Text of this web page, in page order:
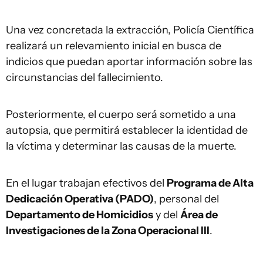
Una vez concretada la extracción, Policía Científica
realizará un relevamiento inicial en busca de
indicios que puedan aportar información sobre las
circunstancias del fallecimiento.
Posteriormente, el cuerpo será sometido a una
autopsia, que permitirá establecer la identidad de
la víctima y determinar las causas de la muerte.
En el lugar trabajan efectivos del Programa de Alta
Dedicación Operativa (PADO), personal del
Departamento de Homicidiosy del Área de
Investigaciones de la Zona Operacional III.